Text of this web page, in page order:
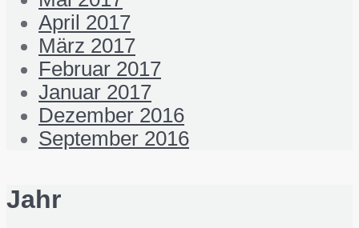
April 2017
März 2017
Februar 2017
Januar 2017
Dezember 2016
September 2016
Jahr